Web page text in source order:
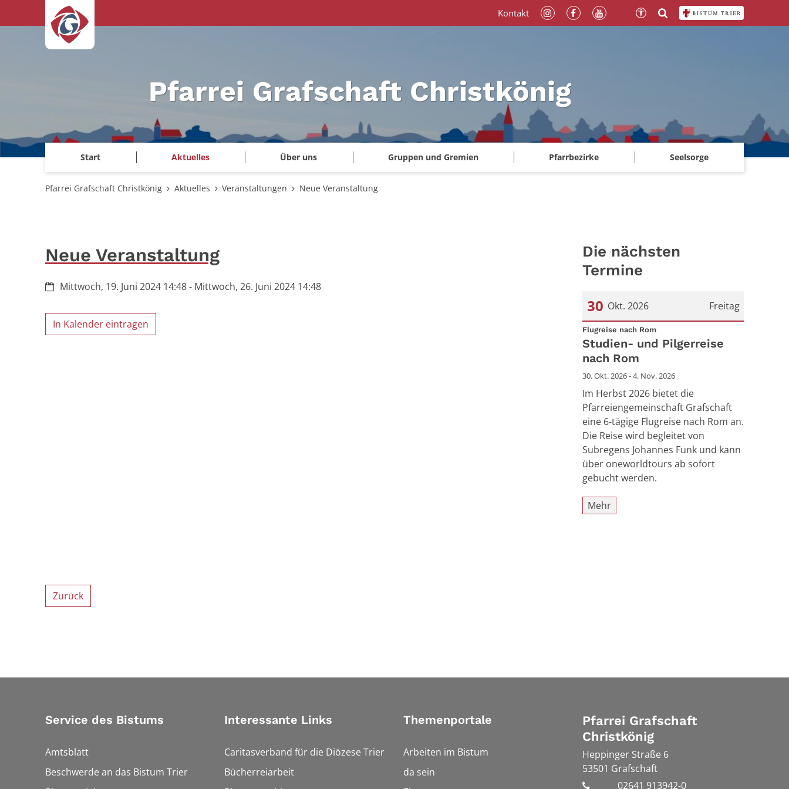
Zum Inhalt springen
Pfarrei Grafschaft Christkönig
Start Aktuelles Über uns Gruppen und Gremien Pfarrbezirke Seelsorge
Kontakt
Pfarrei Grafschaft Christkönig Aktuelles Veranstaltungen Neue Veranstaltung
Neue Veranstaltung
Datum:Mittwoch, 19. Juni 2024 14:48 - Mittwoch, 26. Juni 2024 14:48
In Kalender eintragen
Die nächsten
Termine
Freitag
30 Okt. 2026
Datum: 30. Oktober 2026
Flugreise nach Rom:
Studien- und Pilgerreise
nach Rom
30. Okt. 2026 - 4. Nov. 2026
Im Herbst 2026 bietet die
Pfarreiengemeinschaft Grafschaft
eine 6-tägige Flugreise nach Rom an.
Die Reise wird begleitet von
Subregens Johannes Funk und kann
über oneworldtours ab sofort
gebucht werden.
Mehr
Zurück
Service des Bistums
Amtsblatt
Beschwerde an das Bistum Trier
Interessante Links
Caritasverband für die Diözese Trier
Bücherreiarbeit
Themenportale
Arbeiten im Bistum
da sein
Pfarrei Grafschaft
Christkönig
Heppinger Straße 6
53501 Grafschaft
02641 913942-0